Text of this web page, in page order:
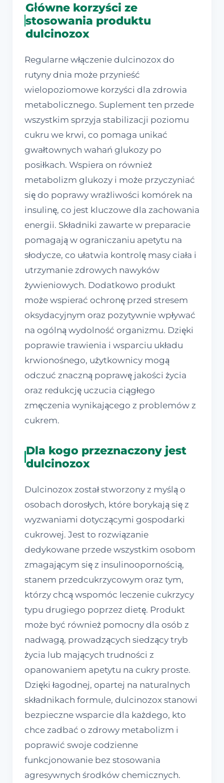
Główne korzyści ze
stosowania produktu
dulcinozox
Regularne włączenie dulcinozox do
rutyny dnia może przynieść
wielopoziomowe korzyści dla zdrowia
metabolicznego. Suplement ten przede
wszystkim sprzyja stabilizacji poziomu
cukru we krwi, co pomaga unikać
gwałtownych wahań glukozy po
posiłkach. Wspiera on również
metabolizm glukozy i może przyczyniać
się do poprawy wrażliwości komórek na
insulinę, co jest kluczowe dla zachowania
energii. Składniki zawarte w preparacie
pomagają w ograniczaniu apetytu na
słodycze, co ułatwia kontrolę masy ciała i
utrzymanie zdrowych nawyków
żywieniowych. Dodatkowo produkt
może wspierać ochronę przed stresem
oksydacyjnym oraz pozytywnie wpływać
na ogólną wydolność organizmu. Dzięki
poprawie trawienia i wsparciu układu
krwionośnego, użytkownicy mogą
odczuć znaczną poprawę jakości życia
oraz redukcję uczucia ciągłego
zmęczenia wynikającego z problemów z
cukrem.
Dla kogo przeznaczony jest
dulcinozox
Dulcinozox został stworzony z myślą o
osobach dorosłych, które borykają się z
wyzwaniami dotyczącymi gospodarki
cukrowej. Jest to rozwiązanie
dedykowane przede wszystkim osobom
zmagającym się z insulinoopornością,
stanem przedcukrzycowym oraz tym,
którzy chcą wspomóc leczenie cukrzycy
typu drugiego poprzez dietę. Produkt
może być również pomocny dla osób z
nadwagą, prowadzących siedzący tryb
życia lub mających trudności z
opanowaniem apetytu na cukry proste.
Dzięki łagodnej, opartej na naturalnych
składnikach formule, dulcinozox stanowi
bezpieczne wsparcie dla każdego, kto
chce zadbać o zdrowy metabolizm i
poprawić swoje codzienne
funkcjonowanie bez stosowania
agresywnych środków chemicznych.